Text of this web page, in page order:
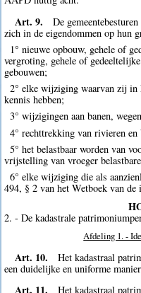
Art. 9.
De
zich in de eigendommen op hun
1° nieuwe opbouw, gehele of
vergroting, gehele of
gebouwen;
2° elke wijziging waarvan zij in
kennis hebben;
3° wijzigingen aan banen,
4° rechttrekking van rivieren en
5° het belastbaar worden van
vrijstelling van vroeger
6° elke wijziging die als
494, § 2 van het Wetboek van de
2. - De kadastrale
Afdeling 1. -
Art. 10.
Het kadastraal
een duidelijke en uniforme
Art. 11.
Het kadastraal